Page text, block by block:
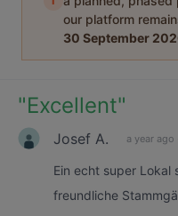
our platform
30 September
"Excellent"
Josef A. a year ago
Ein echt super Lokal
freundliche